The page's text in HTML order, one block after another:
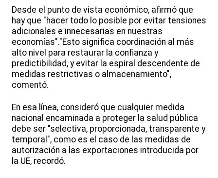
Desde el punto de vista económico, afirmó que
hay que "hacer todo lo posible por evitar tensiones
adicionales e innecesarias en nuestras
economías"."Esto significa coordinación al más
alto nivel para restaurar la confianza y
predictibilidad, y evitar la espiral descendente de
medidas restrictivas o almacenamiento",
comentó.
En esa línea, consideró que cualquier medida
nacional encaminada a proteger la salud pública
debe ser "selectiva, proporcionada, transparente y
temporal", como es el caso de las medidas de
autorización a las exportaciones introducida por
la UE, recordó.